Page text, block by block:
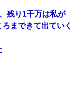
残り1千万は私が
まできて出ていく